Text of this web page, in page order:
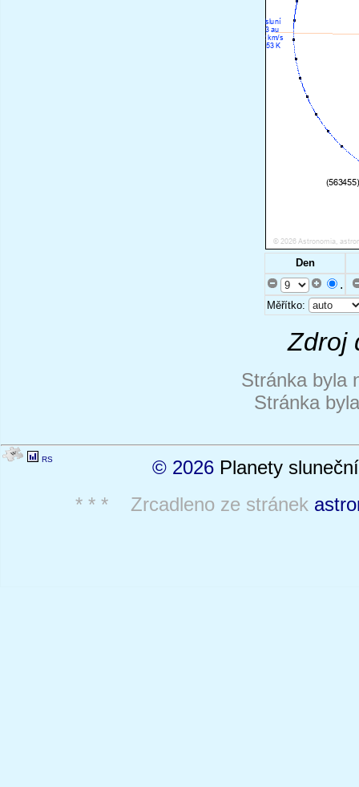
Den
.
Měřítko:
Zdroj
Stránka byla
Stránka
RS © 2026 Planety
* * * Zrcadleno ze stránek